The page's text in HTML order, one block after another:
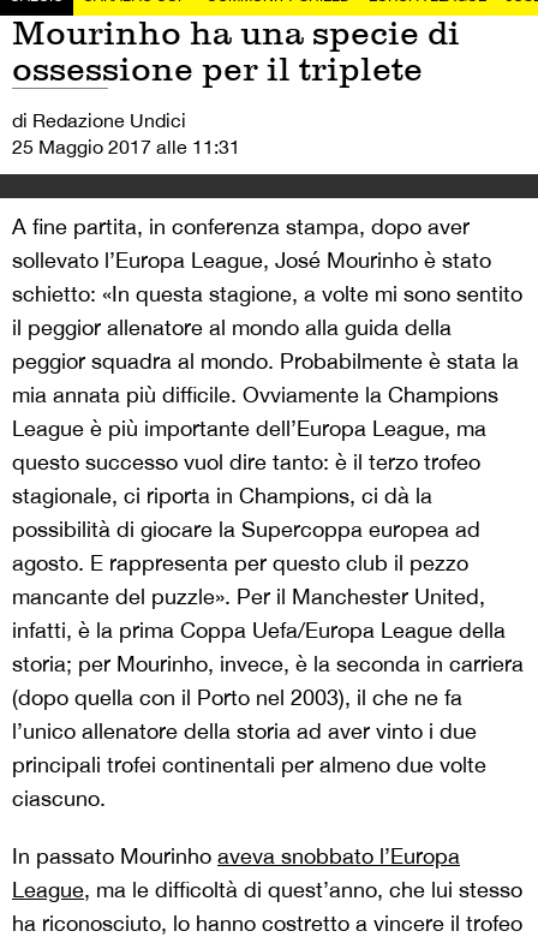
Mourinho ha una specie di
ossessione per il triplete
di Redazione Undici
25 Maggio 2017 alle 11:31
A fine partita, in conferenza stampa, dopo aver
sollevato l’Europa League, José Mourinho è stato
schietto: «In questa stagione, a volte mi sono sentito
il peggior allenatore al mondo alla guida della
peggior squadra al mondo. Probabilmente è stata la
mia annata più difficile. Ovviamente la Champions
League è più importante dell’Europa League, ma
questo successo vuol dire tanto: è il terzo trofeo
stagionale, ci riporta in Champions, ci dà la
possibilità di giocare la Supercoppa europea ad
agosto. E rappresenta per questo club il pezzo
mancante del puzzle». Per il Manchester United,
infatti, è la prima Coppa Uefa/Europa League della
storia; per Mourinho, invece, è la seconda in carriera
(dopo quella con il Porto nel 2003), il che ne fa
l’unico allenatore della storia ad aver vinto i due
principali trofei continentali per almeno due volte
ciascuno.
In passato Mourinho aveva snobbato l’Europa
League, ma le difficoltà di quest’anno, che lui stesso
ha riconosciuto, lo hanno costretto a vincere il trofeo